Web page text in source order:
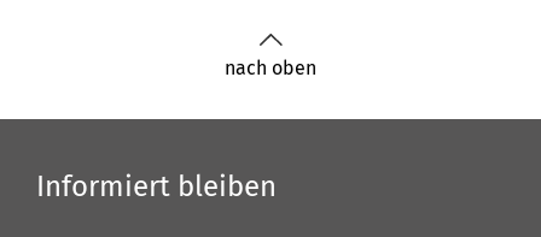
nach oben
Informiert bleiben